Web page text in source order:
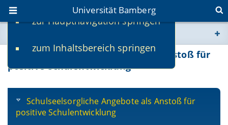
zur Hauptnavigation springen
zum Inhaltsbereich springen
Universität Bamberg
www.uni-bamberg.de
fis.uni-bamberg.de
Schulseelsorgliche Angebote als Anstoß für
positive Schulentwicklung
Schulseelsorgliche Angebote als Anstoß für
positive Schulentwicklung